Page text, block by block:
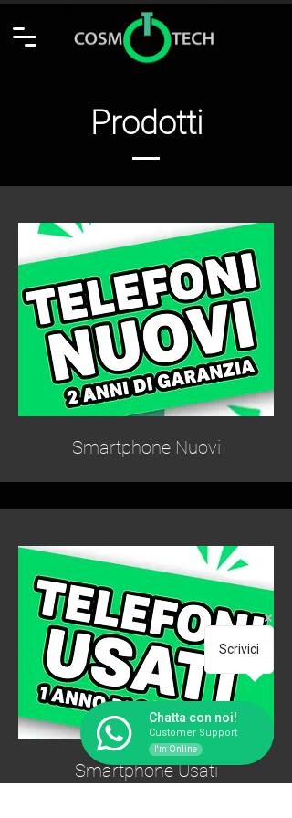
Prodotti
Smartphone Nuovi
Smartphone Usati
Scrivici
Chatta con noi!
Customer Support
I'm Online